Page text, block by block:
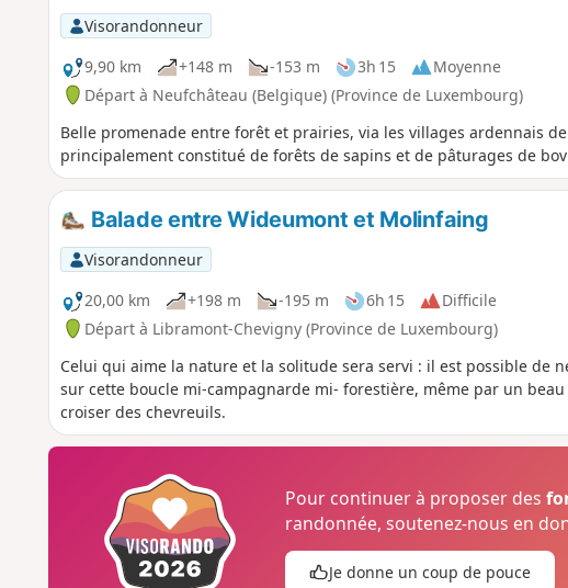
Visorandonneur
9,90 km
+148 m -153 m 3h 15
Moyenne
Départ à Neufchâteau (Belgique) (Province de Luxembourg)
Belle promenade entre forêt et prairies, via les villages ardennais
principalement constitué de forêts de sapins et de pâturages de
Balade entre Wideumont et Molinfaing
Visorandonneur
20,00 km
+198 m -195 m 6h 15
Difficile
Départ à Libramont-Chevigny (Province de Luxembourg)
Celui qui aime la nature et la solitude sera servi : il est possible de
sur cette boucle mi-campagnarde mi- forestière, même par un
croiser des chevreuils.
Pour continuer à proposer des
randonnée, soutenez-nous en
Je donne un coup de pouce